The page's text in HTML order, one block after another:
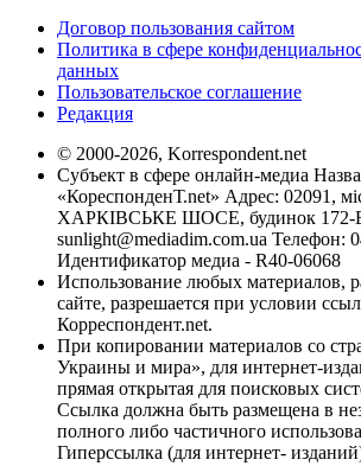
Договор пользования сайтом
Политика в сфере
данных
Пользовательское соглашение
Редакция
© 2000-2026, Korrespondent.net
Субъект в сфере онлайн-медиа
«КореспонденТ.net» Адрес: 02091,
ХАРКІВСЬКЕ ШОСЕ, будинок 172-Б,
sunlight@mediadim.com.ua Телефон:
Идентификатор медиа - R40-06068
Использование любых материалов,
сайте, разрешается при условии
Корреспондент.net.
При копировании материалов со
Украины и мира», для интернет-
прямая открытая для поисковых
Ссылка должна быть размещена в
полного либо частичного
Гиперссылка (для интернет-